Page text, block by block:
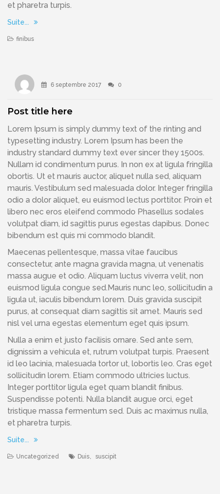
et pharetra turpis.
Suite...
finibus
6 septembre 2017 0
Post title here
Lorem Ipsum is simply dummy text of the rinting and
typesetting industry. Lorem Ipsum has been the
industry standard dummy text ever sincer they 1500s.
Nullam id condimentum purus. In non ex at ligula fringilla
obortis. Ut et mauris auctor, aliquet nulla sed, aliquam
mauris. Vestibulum sed malesuada dolor. Integer fringilla
odio a dolor aliquet, eu euismod lectus porttitor. Proin et
libero nec eros eleifend commodo Phasellus sodales
volutpat diam, id sagittis purus egestas dapibus. Donec
bibendum est quis mi commodo blandit.
Maecenas pellentesque, massa vitae faucibus
consectetur, ante magna gravida magna, ut venenatis
massa augue et odio. Aliquam luctus viverra velit, non
euismod ligula congue sed.Mauris nunc leo, sollicitudin a
ligula ut, iaculis bibendum lorem. Duis gravida suscipit
purus, at consequat diam sagittis sit amet. Mauris sed
nisl vel urna egestas elementum eget quis ipsum.
Nulla a enim et justo facilisis ornare. Sed ante sem,
dignissim a vehicula et, rutrum volutpat turpis. Praesent
id leo lacinia, malesuada tortor ut, lobortis leo. Cras eget
sollicitudin lorem. Etiam commodo ultricies luctus.
Integer porttitor ligula eget quam blandit finibus.
Suspendisse potenti. Nulla blandit augue orci, eget
tristique massa fermentum sed. Duis ac maximus nulla,
et pharetra turpis.
Suite...
Uncategorized Duis, suscipit